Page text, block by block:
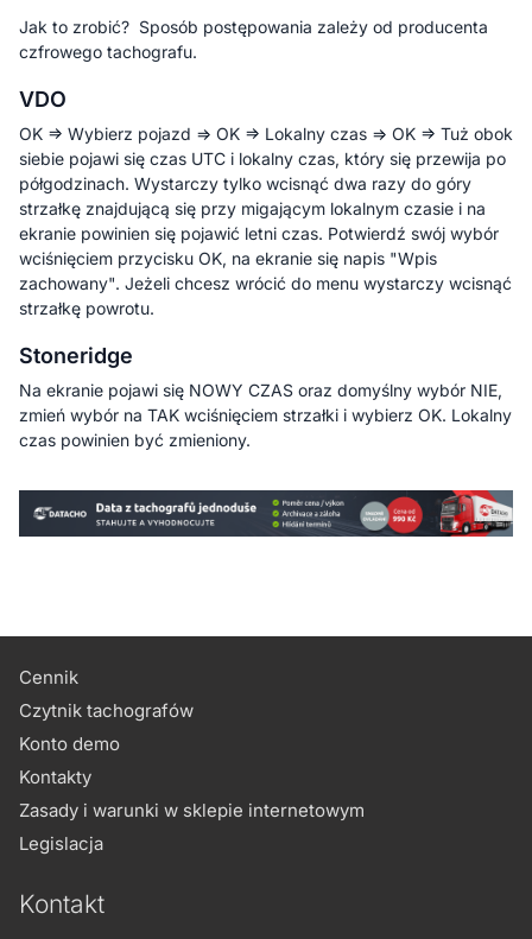
Jak to zrobić? Sposób postępowania zależy od producenta
czfrowego tachografu.
VDO
OK => Wybierz pojazd => OK => Lokalny czas => OK => Tuż obok
siebie pojawi się czas UTC i lokalny czas, który się przewija po
półgodzinach. Wystarczy tylko wcisnąć dwa razy do góry
strzałkę znajdującą się przy migającym lokalnym czasie i na
ekranie powinien się pojawić letni czas. Potwierdź swój wybór
wciśnięciem przycisku OK, na ekranie się napis "Wpis
zachowany". Jeżeli chcesz wrócić do menu wystarczy wcisnąć
strzałkę powrotu.
Stoneridge
Na ekranie pojawi się NOWY CZAS oraz domyślny wybór NIE,
zmień wybór na TAK wciśnięciem strzałki i wybierz OK. Lokalny
czas powinien być zmieniony.
Cennik
Czytnik tachografów
Konto demo
Kontakty
Zasady i warunki w sklepie internetowym
Legislacja
Kontakt